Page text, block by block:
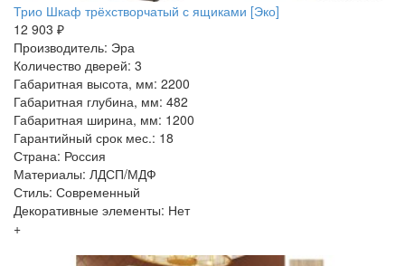
Трио Шкаф трёхстворчатый с ящиками [Эко]
12 903 ₽
Производитель: Эра
Количество дверей: 3
Габаритная высота, мм: 2200
Габаритная глубина, мм: 482
Габаритная ширина, мм: 1200
Гарантийный срок мес.: 18
Страна: Россия
Материалы: ЛДСП/МДФ
Стиль: Современный
Декоративные элементы: Нет
+